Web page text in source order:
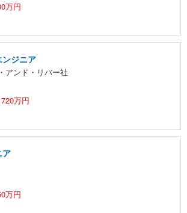
万円
ジニア
アンド・リバー社
万円
ア
万円